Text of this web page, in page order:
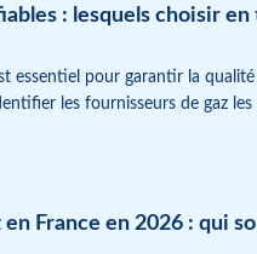
: lesquels choisir
essentiel pour garantir la
les fournisseurs de gaz
France en 2026 : qui